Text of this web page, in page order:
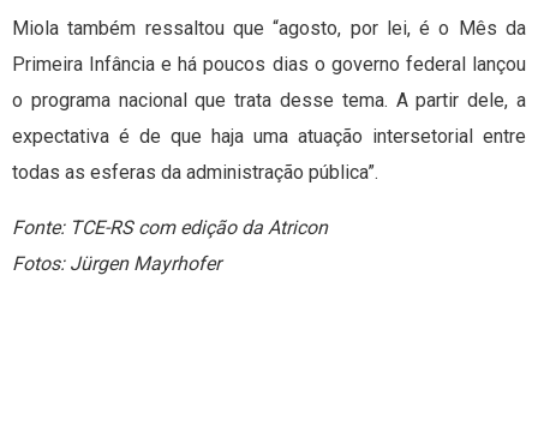
Miola também ressaltou que “agosto, por lei, é o Mês da
Primeira Infância e há poucos dias o governo federal lançou
o programa nacional que trata desse tema. A partir dele, a
expectativa é de que haja uma atuação intersetorial entre
todas as esferas da administração pública”.
Fonte: TCE-RS com edição da Atricon
Fotos: Jürgen Mayrhofer